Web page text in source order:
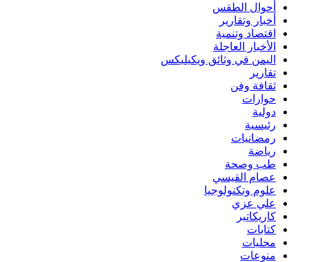
أحوال الطقس
أخبار وتقارير
اقتصاد وتنمية
الأخبار العاجلة
اليمن في وثائق ويكيليكس
تقارير
ثقافة وفن
حوارات
دولية
رئيسية
رمضانيات
رياضة
طب وصحة
عصام القيسي
علوم وتكنولوجيا
علي عزي
كاريكاتير
كتابات
محليات
منوعات